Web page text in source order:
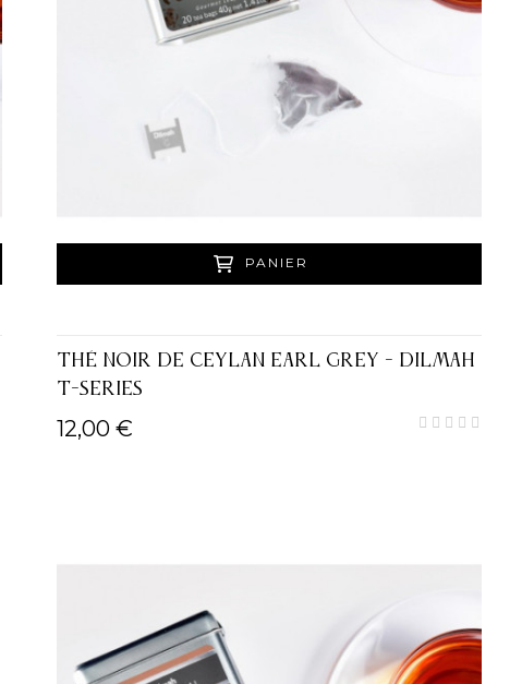
PANIER
THÉ NOIR DE CEYLAN EARL GREY - DILMAH
T-SERIES
12,00 €